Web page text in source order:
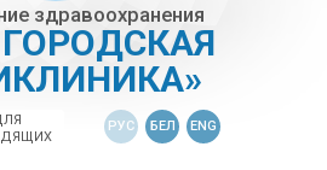
здравоохранения
ГОРОДСКАЯ
РУС БЕЛ ENG